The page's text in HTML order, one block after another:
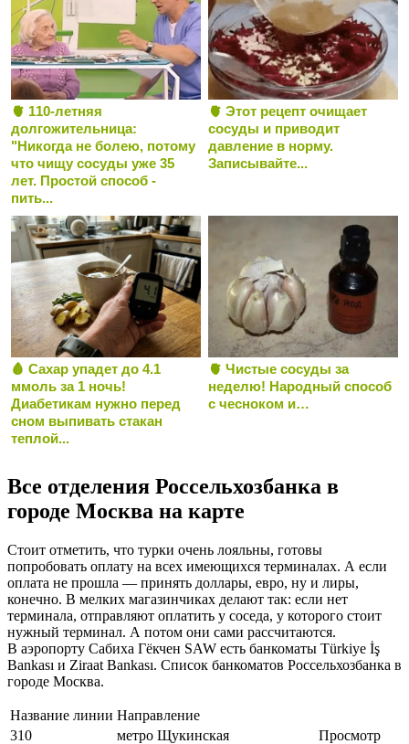
🫀 110-летняя
долгожительница:
"Никогда не болею, потому
что чищу сосуды уже 35
лет. Простой способ -
пить...
🫀 Этот рецепт очищает
сосуды и приводит
давление в норму.
Записывайте...
🩸 Сахар упадет до 4.1
ммоль за 1 ночь!
Диабетикам нужно перед
сном выпивать стакан
теплой...
🫀 Чистые сосуды за
неделю! Народный способ
с чесноком и…
Все отделения Россельхозбанка в
городе Москва на карте
Стоит отметить, что турки очень лояльны, готовы
попробовать оплату на всех имеющихся терминалах. А если
оплата не прошла — принять доллары, евро, ну и лиры,
конечно. В мелких магазинчиках делают так: если нет
терминала, отправляют оплатить у соседа, у которого стоит
нужный терминал. А потом они сами рассчитаются.
В аэропорту Сабиха Гёкчен SAW есть банкоматы Türkiye İş
Bankası и Ziraat Bankası. Список банкоматов Россельхозбанка в
городе Москва.
Название линии Направление
310
метро Щукинская
Просмотр